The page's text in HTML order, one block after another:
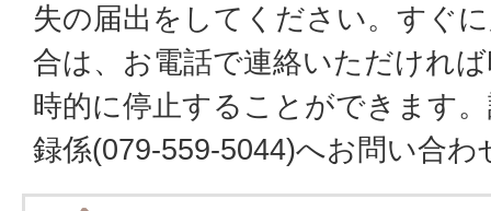
失の届出をしてください。すぐ
合は、お電話で連絡いただけれ
時的に停止することができます
録係(079-559-5044)へお問い合わ